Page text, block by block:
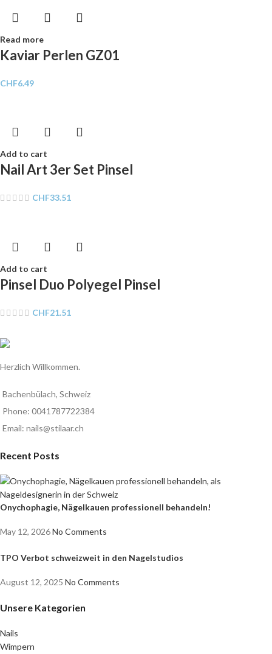
Read more
Kaviar Perlen GZ01
CHF6.49
Add to cart
Nail Art 3er Set Pinsel
CHF33.51
Add to cart
Pinsel Duo Polyegel Pinsel
CHF21.51
Herzlich Willkommen.
Bachenbülach, Schweiz
Phone: 0041787722384
Email: nails@stilaar.ch
Recent Posts
Onychophagie, Nägelkauen professionell behandeln!
May 12, 2026No Comments
TPO Verbot schweizweit in den Nagelstudios
August 12, 2025 No Comments
Unsere Kategorien
Nails
Wimpern